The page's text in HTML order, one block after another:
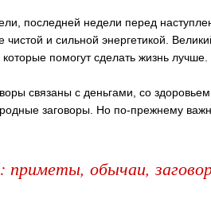
последней недели перед
чистой и сильной энергетикой.
помогут сделать жизнь лучше.
связаны с деньгами, со
заговоры. Но по-прежнему
приметы, обычаи,